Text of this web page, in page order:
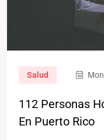
Salud
112 Personas
En Puerto Rico